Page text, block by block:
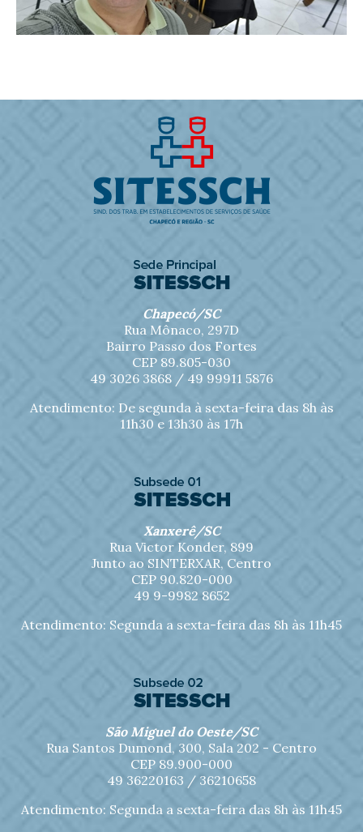
Chapecó/SC
Rua Mônaco, 297D
Bairro Passo dos Fortes
CEP 89.805-030
49 3026 3868 / 49 99911 5876
Atendimento: De segunda à sexta-feira das 8h às
11h30 e 13h30 às 17h
Xanxerê/SC
Rua Victor Konder, 899
Junto ao SINTERXAR, Centro
CEP 90.820-000
49 9-9982 8652
Atendimento: Segunda a sexta-feira das 8h às 11h45
São Miguel do Oeste/SC
Rua Santos Dumond, 300, Sala 202 - Centro
CEP 89.900-000
49 36220163 / 36210658
Atendimento: Segunda a sexta-feira das 8h às 11h45